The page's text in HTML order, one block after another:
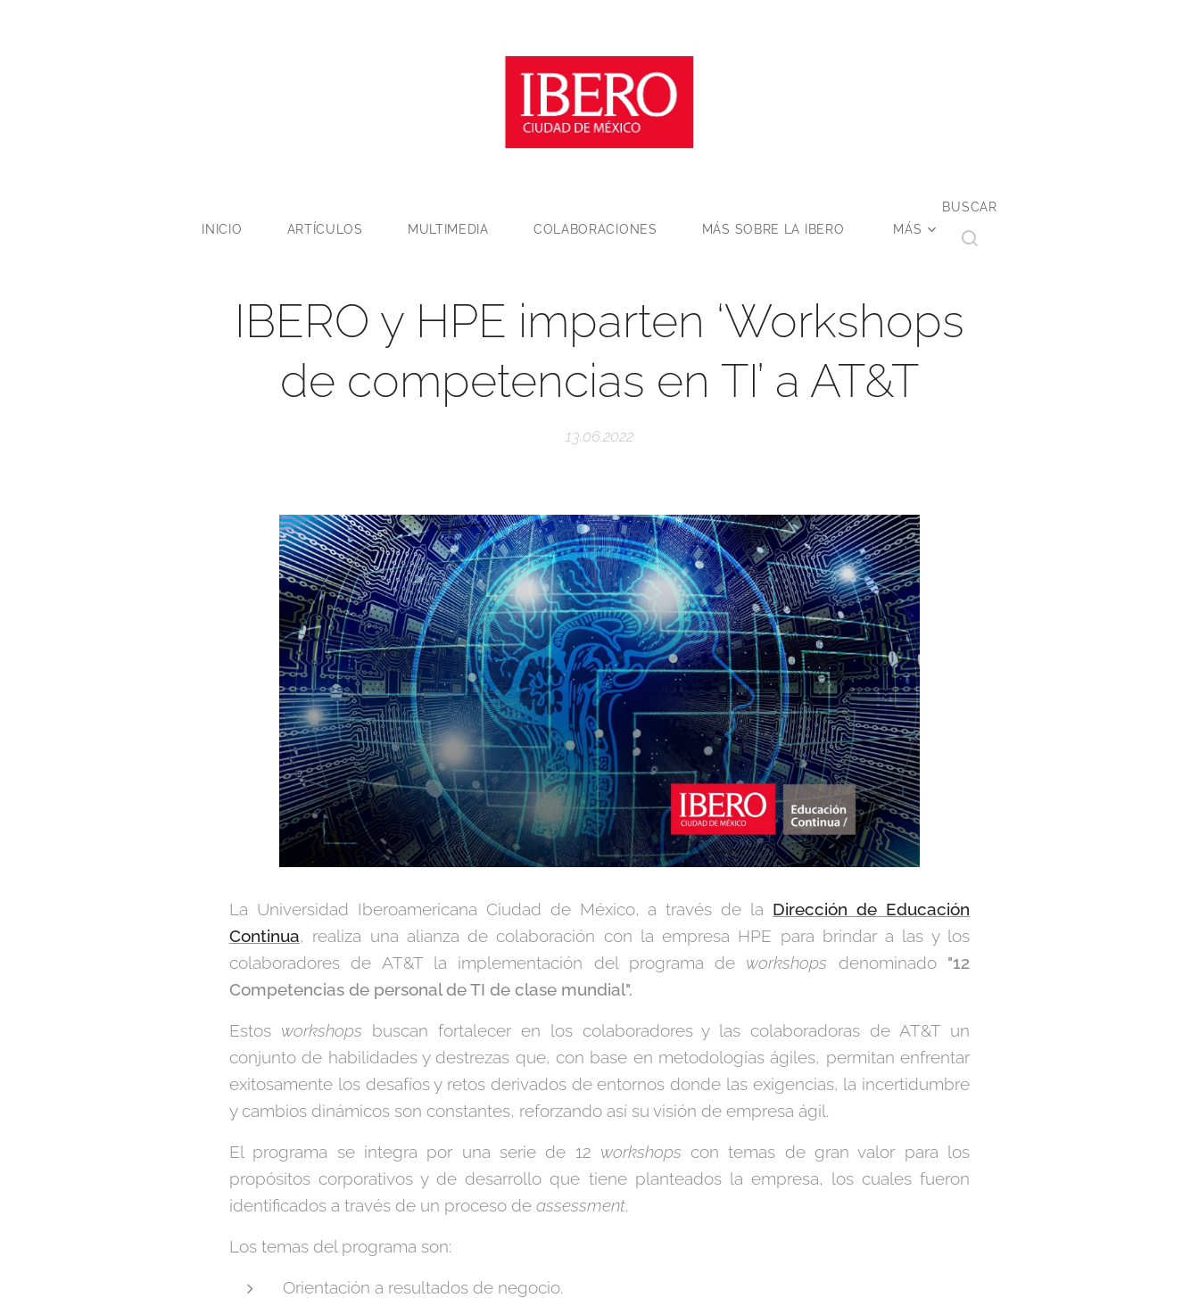
INICIO ARTÍCULOS MULTIMEDIA COLABORACIONES MÁS SOBRE LA IBERO MÁS
BUSCAR
IBERO y HPE imparten ‘Workshops
de competencias en TI’ a AT&T
13.06.2022
La Universidad Iberoamericana Ciudad de México, a través de la Dirección de Educación
Continua, realiza una alianza de colaboración con la empresa HPE para brindar a las y los
colaboradores de AT&T la implementación del programa de workshops denominado "12
Competencias de personal de TI de clase mundial".
Estos workshops buscan fortalecer en los colaboradores y las colaboradoras de AT&T un
conjunto de habilidades y destrezas que, con base en metodologías ágiles, permitan enfrentar
exitosamente los desafíos y retos derivados de entornos donde las exigencias, la incertidumbre
y cambios dinámicos son constantes, reforzando así su visión de empresa ágil.
El programa se integra por una serie de 12 workshops con temas de gran valor para los
propósitos corporativos y de desarrollo que tiene planteados la empresa, los cuales fueron
identificados a través de un proceso de assessment.
Los temas del programa son:
Orientación a resultados de negocio.